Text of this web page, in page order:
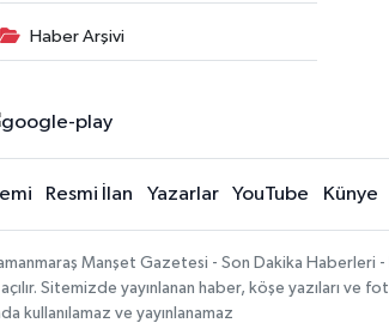
Haber Arşivi
Resmi İlan Yazarlar YouTube Künye
Manşet Gazetesi - Son Dakika Haberleri
Sitemizde yayınlanan haber, köşe yazıları ve
kullanılamaz ve yayınlanamaz